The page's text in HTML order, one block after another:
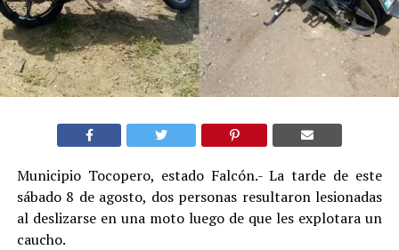
Municipio Tocopero, estado Falcón.- La tarde de este
sábado 8 de agosto, dos personas resultaron lesionadas
al deslizarse en una moto luego de que les explotara un
caucho.